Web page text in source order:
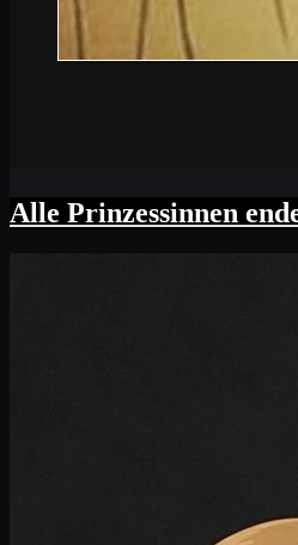
Alle Prinzessinnen